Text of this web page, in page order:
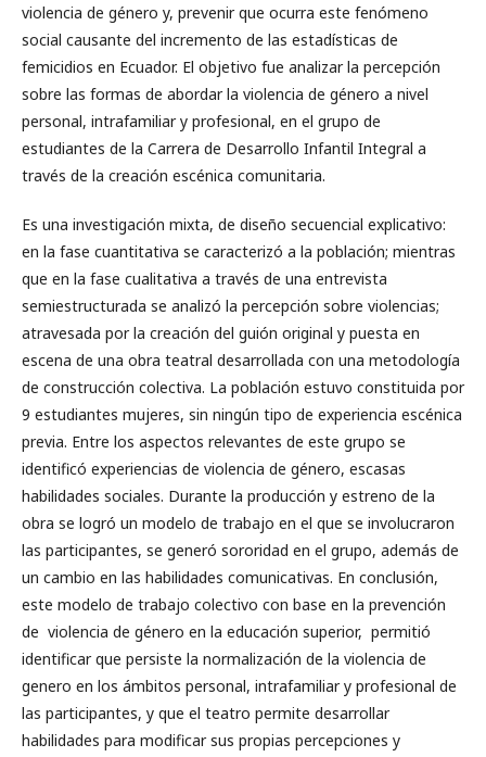
violencia de género y, prevenir que ocurra este fenómeno
social causante del incremento de las estadísticas de
femicidios en Ecuador. El objetivo fue analizar la percepción
sobre las formas de abordar la violencia de género a nivel
personal, intrafamiliar y profesional, en el grupo de
estudiantes de la Carrera de Desarrollo Infantil Integral a
través de la creación escénica comunitaria.
Es una investigación mixta, de diseño secuencial explicativo:
en la fase cuantitativa se caracterizó a la población; mientras
que en la fase cualitativa a través de una entrevista
semiestructurada se analizó la percepción sobre violencias;
atravesada por la creación del guión original y puesta en
escena de una obra teatral desarrollada con una metodología
de construcción colectiva. La población estuvo constituida por
9 estudiantes mujeres, sin ningún tipo de experiencia escénica
previa. Entre los aspectos relevantes de este grupo se
identificó experiencias de violencia de género, escasas
habilidades sociales. Durante la producción y estreno de la
obra se logró un modelo de trabajo en el que se involucraron
las participantes, se generó sororidad en el grupo, además de
un cambio en las habilidades comunicativas. En conclusión,
este modelo de trabajo colectivo con base en la prevención
de violencia de género en la educación superior, permitió
identificar que persiste la normalización de la violencia de
genero en los ámbitos personal, intrafamiliar y profesional de
las participantes, y que el teatro permite desarrollar
habilidades para modificar sus propias percepciones y